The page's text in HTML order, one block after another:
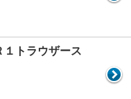
トラウザース